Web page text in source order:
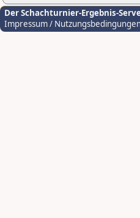
Der Schachturnier-Ergebnis-
Impressum /